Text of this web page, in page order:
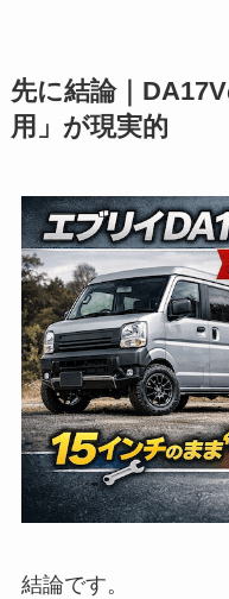
先に結論｜
用」が現実的
結論です。